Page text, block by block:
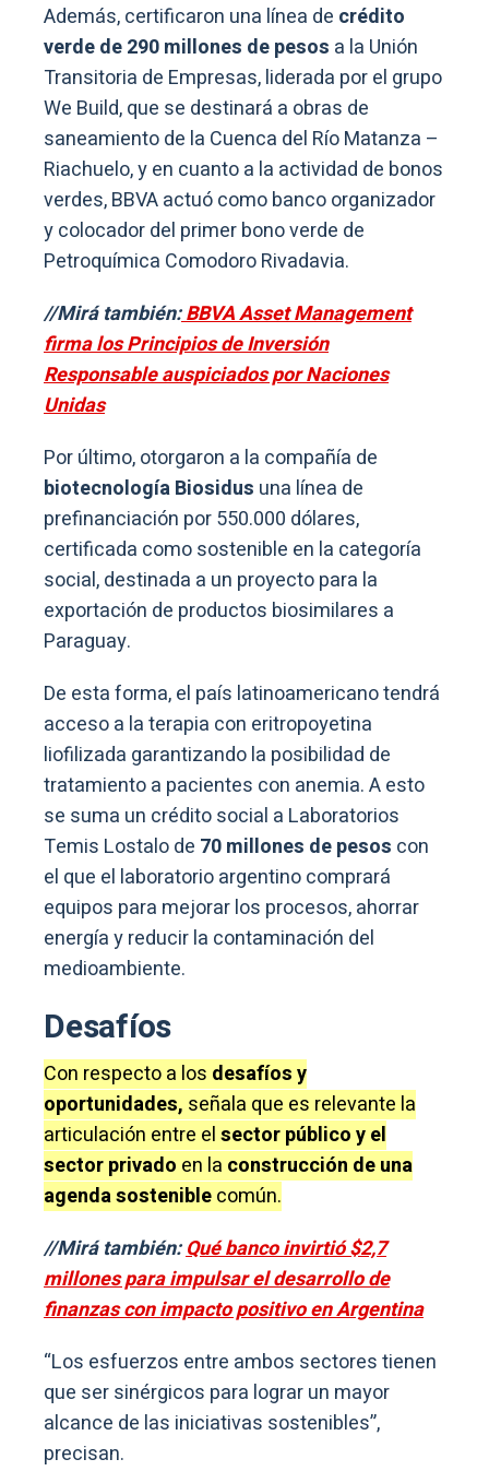
Además, certificaron una línea de crédito
verde de 290 millones de pesos a la Unión
Transitoria de Empresas, liderada por el grupo
We Build, que se destinará a obras de
saneamiento de la Cuenca del Río Matanza –
Riachuelo, y en cuanto a la actividad de bonos
verdes, BBVA actuó como banco organizador
y colocador del primer bono verde de
Petroquímica Comodoro Rivadavia.
//Mirá también:BBVA Asset Management
firma los Principios de Inversión
Responsable auspiciados por Naciones
Unidas
Por último, otorgaron a la compañía de
biotecnología Biosidus una línea de
prefinanciación por 550.000 dólares,
certificada como sostenible en la categoría
social, destinada a un proyecto para la
exportación de productos biosimilares a
Paraguay.
De esta forma, el país latinoamericano tendrá
acceso a la terapia con eritropoyetina
liofilizada garantizando la posibilidad de
tratamiento a pacientes con anemia. A esto
se suma un crédito social a Laboratorios
Temis Lostalo de 70 millones de pesos con
el que el laboratorio argentino comprará
equipos para mejorar los procesos, ahorrar
energía y reducir la contaminación del
medioambiente.
Desafíos
Con respecto a los desafíos y
oportunidades, señala que es relevante la
articulación entre elsector público y el
sector privado en la construcción de una
agenda sosteniblecomún.
//Mirá también:Qué banco invirtió $2,7
millones para impulsar el desarrollo de
finanzas con impacto positivo en Argentina
“Los esfuerzos entre ambos sectores tienen
que ser sinérgicos para lograr un mayor
alcance de las iniciativas sostenibles”,
precisan.